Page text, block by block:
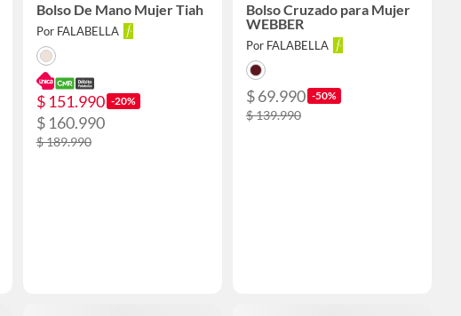
Bolso De Mano Mujer Tiah
Por FALABELLA
$ 151.990 -20%
$ 160.990
$ 189.990
Bolso Cruzado para Mujer
WEBBER
Por FALABELLA
$ 69.990 -50%
$ 139.990